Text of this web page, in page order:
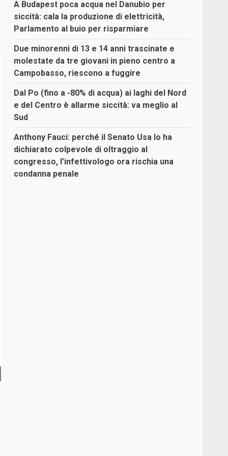
A Budapest poca acqua nel Danubio per
siccità: cala la produzione di elettricità,
Parlamento al buio per risparmiare
Due minorenni di 13 e 14 anni trascinate e
molestate da tre giovani in pieno centro a
Campobasso, riescono a fuggire
Dal Po (fino a -80% di acqua) ai laghi del Nord
e del Centro è allarme siccità: va meglio al
Sud
Anthony Fauci: perché il Senato Usa lo ha
dichiarato colpevole di oltraggio al
congresso, l’infettivologo ora rischia una
condanna penale